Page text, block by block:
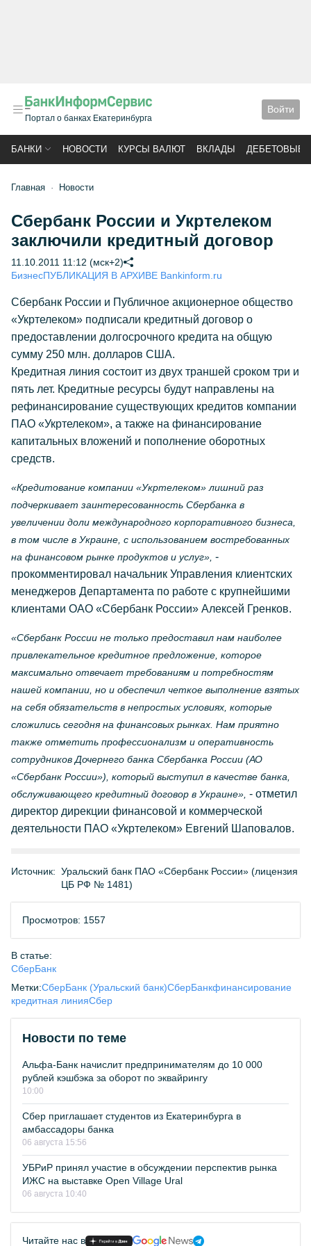
Портал о банках Екатеринбурга
Войти
БАНКИ НОВОСТИ КУРСЫ ВАЛЮТ ВКЛАДЫ ДЕБЕТОВЫЕ
Главная Новости
Сбербанк России и Укртелеком
заключили кредитный договор
11.10.2011 11:12 (мск+2)
БизнесПУБЛИКАЦИЯ В АРХИВЕ Bankinform.ru
Сбербанк России и Публичное акционерное общество
«Укртелеком» подписали кредитный договор о
предоставлении долгосрочного кредита на общую
сумму 250 млн. долларов США.
Кредитная линия состоит из двух траншей сроком три и
пять лет. Кредитные ресурсы будут направлены на
рефинансирование существующих кредитов компании
ПАО «Укртелеком», а также на финансирование
капитальных вложений и пополнение оборотных
средств.
«Кредитование компании «Укртелеком» лишний раз
подчеркивает заинтересованность Сбербанка в
увеличении доли международного корпоративного бизнеса,
в том числе в Украине, с использованием востребованных
на финансовом рынке продуктов и услуг», -
прокомментировал начальник Управления клиентских
менеджеров Департамента по работе с крупнейшими
клиентами ОАО «Сбербанк России» Алексей Гренков.
«Сбербанк России не только предоставил нам наиболее
привлекательное кредитное предложение, которое
максимально отвечает требованиям и потребностям
нашей компании, но и обеспечил четкое выполнение взятых
на себя обязательств в непростых условиях, которые
сложились сегодня на финансовых рынках. Нам приятно
также отметить профессионализм и оперативность
сотрудников Дочернего банка Сбербанка России (АО
«Сбербанк России»), который выступил в качестве банка,
обслуживающего кредитный договор в Украине», - отметил
директор дирекции финансовой и коммерческой
деятельности ПАО «Укртелеком» Евгений Шаповалов.
Источник: Уральский банк ПАО «Сбербанк России» (лицензия
ЦБ РФ № 1481)
Просмотров: 1557
В статье:
СберБанк
Метки:СберБанк (Уральский банк)СберБанкфинансирование
кредитная линияСбер
Новости по теме
Альфа-Банк начислит предпринимателям до 10 000
рублей кэшбэка за оборот по эквайрингу
10:00
Сбер приглашает студентов из Екатеринбурга в
амбассадоры банка
06 августа 15:56
УБРиР принял участие в обсуждении перспектив рынка
ИЖС на выставке Open Village Ural
06 августа 10:40
Читайте нас в